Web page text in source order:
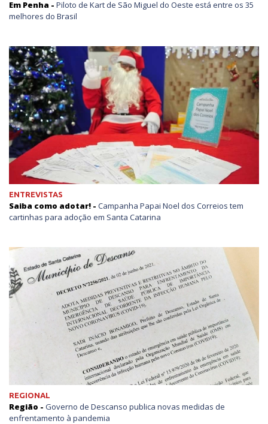
Em Penha - Piloto de Kart de São Miguel do Oeste está entre os 35
melhores do Brasil
ENTREVISTAS
Saiba como adotar! - Campanha Papai Noel dos Correios tem
cartinhas para adoção em Santa Catarina
REGIONAL
Região - Governo de Descanso publica novas medidas de
enfrentamento à pandemia